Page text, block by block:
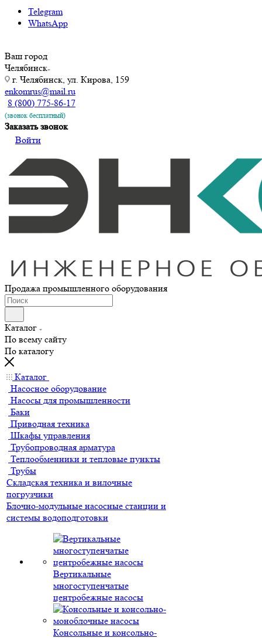
Telegram
WhatsApp
Ваш город
Челябинск
г. Челябинск, ул. Кирова, 159
enkomrus@mail.ru
8 (800) 775-86-17
(звонок бесплатный)
Заказать звонок
Войти
Продажа промышленного оборудования
Каталог
По всему сайту
По каталогу
Каталог
Насосное оборудование
Насосы для промышленности
Баки
Приводная техника
Шкафы управления
Трубопроводная арматура
Теплообменники и тепловые пункты
Трубы
Складская техника и вилочные
погрузчики
Блочно-модульные насосные станции и
системы водоподготовки
Вертикальные
многоступенчатые
центробежные насосы
Консольные и консольно-